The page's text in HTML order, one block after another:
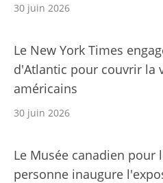
30 juin 2026
Le New York Times
d'Atlantic pour couvrir la
américains
30 juin 2026
Le Musée canadien pour
personne inaugure